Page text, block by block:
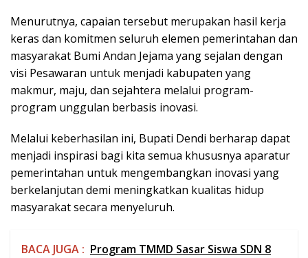
Menurutnya, capaian tersebut merupakan hasil kerja
keras dan komitmen seluruh elemen pemerintahan dan
masyarakat Bumi Andan Jejama yang sejalan dengan
visi Pesawaran untuk menjadi kabupaten yang
makmur, maju, dan sejahtera melalui program-
program unggulan berbasis inovasi.
Melalui keberhasilan ini, Bupati Dendi berharap dapat
menjadi inspirasi bagi kita semua khususnya aparatur
pemerintahan untuk mengembangkan inovasi yang
berkelanjutan demi meningkatkan kualitas hidup
masyarakat secara menyeluruh.
BACA JUGA : Program TMMD Sasar Siswa SDN 8